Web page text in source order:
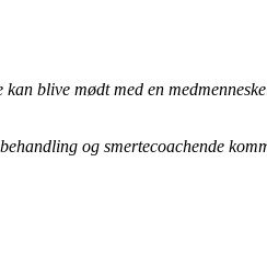
blive mødt med en
og smertecoachende